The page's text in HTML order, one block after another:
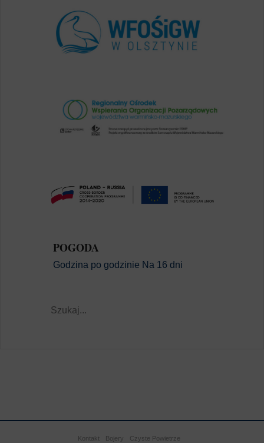
POGODA
Godzina po godzinie Na 16 dni
Kontakt Bojery
Czyste Powietrze